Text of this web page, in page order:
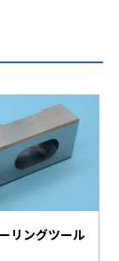
リングツール